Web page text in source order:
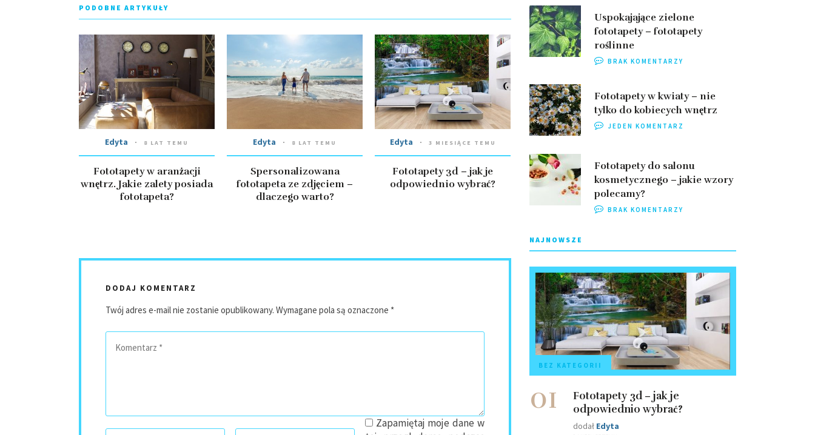
PODOBNE ARTYKUŁY
Edyta 8 LAT TEMU
Fototapety w aranżacji
wnętrz. Jakie zalety posiada
fototapeta?
Edyta 8 LAT TEMU
Spersonalizowana
fototapeta ze zdjęciem –
dlaczego warto?
Edyta 3 MIESIĄCE TEMU
Fototapety 3d – jak je
odpowiednio wybrać?
DODAJ KOMENTARZ
Twój adres e-mail nie zostanie opublikowany. Wymagane pola są oznaczone *
Zapamiętaj moje dane w
Uspokajające zielone
fototapety – fototapety
roślinne
BRAK KOMENTARZY
Fototapety w kwiaty – nie
tylko do kobiecych wnętrz
JEDEN KOMENTARZ
Fototapety do salonu
kosmetycznego – jakie wzory
polecamy?
BRAK KOMENTARZY
NAJNOWSZE
BEZ KATEGORII
01
Fototapety 3d – jak je
odpowiednio wybrać?
dodał Edyta